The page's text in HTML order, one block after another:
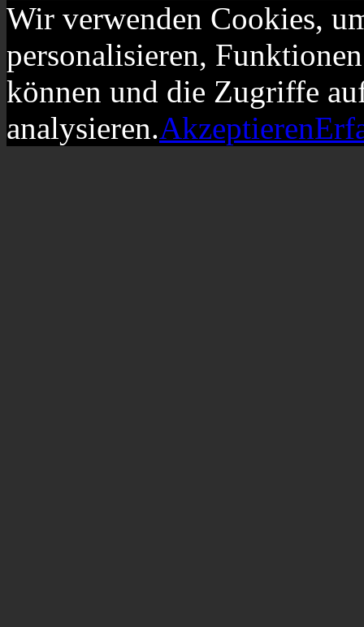
Wir verwenden Cookies,
personalisieren,
können und die Zugriffe
analysieren.Akzeptieren